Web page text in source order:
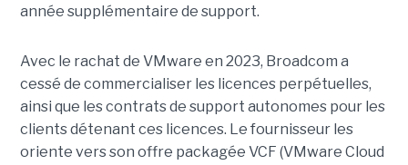
année supplémentaire de support.
Avec le rachat de VMware en 2023, Broadcom a
cessé de commercialiser les licences perpétuelles,
ainsi que les contrats de support autonomes pour les
clients détenant ces licences. Le fournisseur les
oriente vers son offre packagée VCF (VMware Cloud